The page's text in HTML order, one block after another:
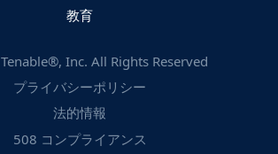
教育
Tenable®, Inc. All Rights Reserved
プライバシーポリシー
法的情報
508 コンプライアンス